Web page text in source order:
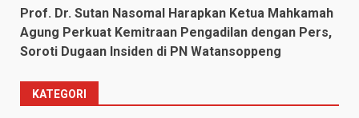
Prof. Dr. Sutan Nasomal Harapkan Ketua Mahkamah
Agung Perkuat Kemitraan Pengadilan dengan Pers,
Soroti Dugaan Insiden di PN Watansoppeng
KATEGORI